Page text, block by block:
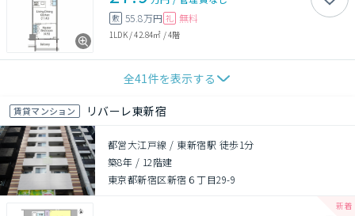
敷 55.8万円 礼 無料
1LDK/42.84㎡ /4階
全41件を表示する
賃貸マンション リバーレ東新宿
都営大江戸線 / 東新宿駅 徒歩1分
築8年 / 12階建
東京都新宿区新宿６丁目29-9